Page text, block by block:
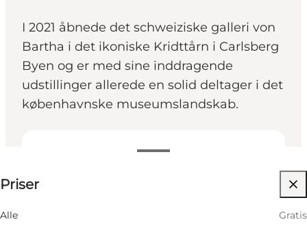
I 2021 åbnede det schweiziske galleri von
Bartha i det ikoniske Kridttårn i Carlsberg
Byen og er med sine inddragende
udstillinger allerede en solid deltager i det
københavnske museumslandskab.
Priser
Alle Gratis